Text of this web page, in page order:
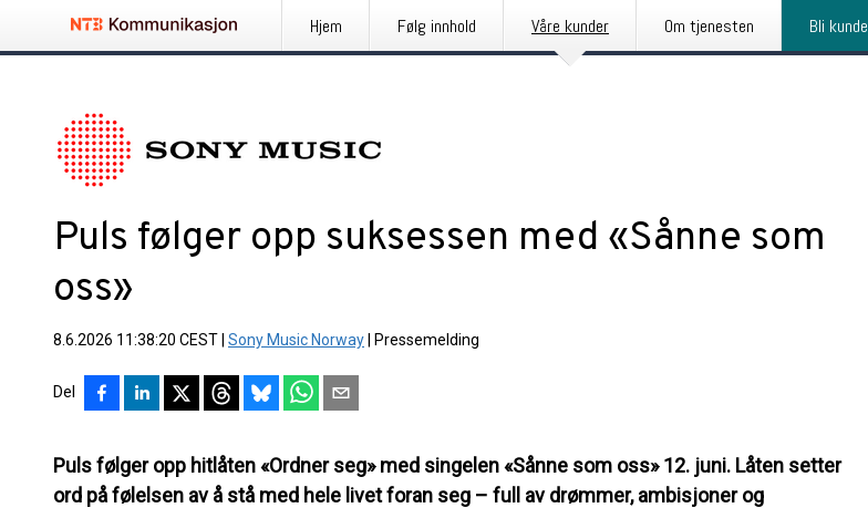
Hjem Følg innhold Våre kunder Om tjenesten Bli kunde
Puls følger opp suksessen med «Sånne som
oss»
8.6.2026 11:38:20 CEST Sony Music Norway Pressemelding
Del
Puls følger opp hitlåten «Ordner seg» med singelen «Sånne som oss» 12. juni. Låten setter
ord på følelsen av å stå med hele livet foran seg – full av drømmer, ambisjoner og